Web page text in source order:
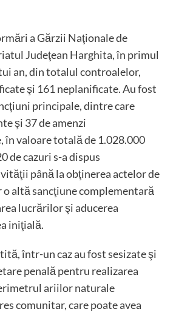
a Gărzii Naţionale de
Judeţean Harghita, în primul
an, din totalul controalelor,
şi 161 neplanificate. Au fost
principale, dintre care
şi 37 de amenzi
în valoare totală de 1.028.000
de cazuri s-a dispus
până la obţinerea actelor de
o altă sancţiune complementară
lucrărilor şi aducerea
iniţială.
într-un caz au fost sesizate şi
penală pentru realizarea
ariilor naturale
comunitar, care poate avea